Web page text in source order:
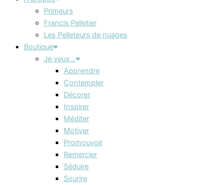
Primeurs
Francis Pelletier
Les Pelleteurs de nuages
Boutique
Je veux…
Apprendre
Contempler
Décorer
Inspirer
Méditer
Motiver
Promouvoir
Remercier
Séduire
Sourire